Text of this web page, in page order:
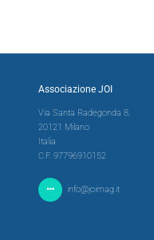
Associazione JOI
Via Santa Radegonda 8,
20121 Milano
Italia
C.F. 97796910152
info@joimag.it